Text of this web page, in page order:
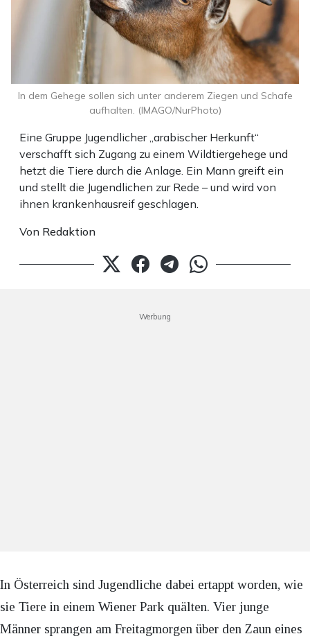
Eine Gruppe Jugendlicher „arabischer Herkunft“
verschafft sich Zugang zu einem Wildtiergehege und
hetzt die Tiere durch die Anlage. Ein Mann greift ein
und stellt die Jugendlichen zur Rede – und wird von
ihnen krankenhausreif geschlagen.
Von Redaktion
In dem Gehege sollen sich unter anderem Ziegen und Schafe
aufhalten. (IMAGO/NurPhoto)
Werbung
In Österreich sind Jugendliche dabei ertappt worden, wie
sie Tiere in einem Wiener Park quälten. Vier junge
Männer sprangen am Freitagmorgen über den Zaun eines